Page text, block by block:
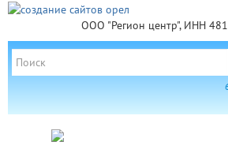
ООО "Регион центр", ИНН